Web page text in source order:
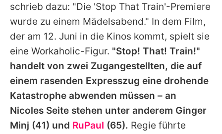
schrieb dazu: "Die 'Stop That Train'-Premiere
wurde zu einem Mädelsabend." In dem Film,
der am 12. Juni in die Kinos kommt, spielt sie
eine Workaholic-Figur. "Stop! That! Train!"
handelt von zwei Zugangestellten, die auf
einem rasenden Expresszug eine drohende
Katastrophe abwenden müssen – an
Nicoles Seite stehen unter anderem Ginger
Minj (41) und RuPaul (65). Regie führte